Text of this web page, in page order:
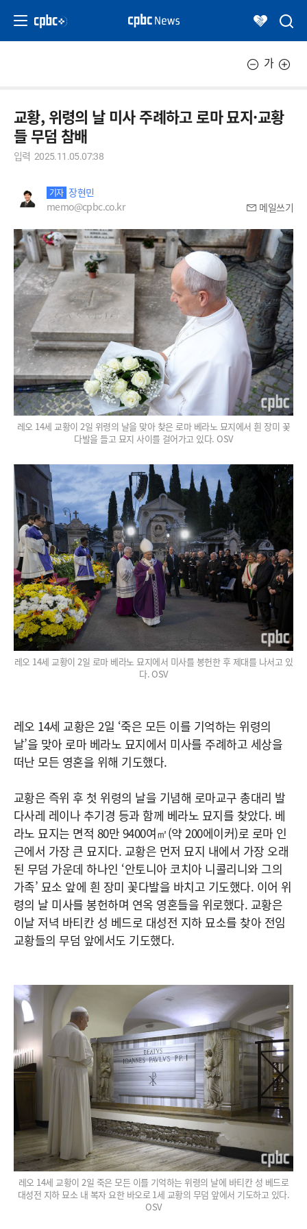
가
교황, 위령의 날 미사 주례하고 로마 묘지·교황
들 무덤 참배
입력 2025.11.05.07:38
기자 장현민
memo@cpbc.co.kr
메일쓰기
레오 14세 교황이 2일 위령의 날을 맞아 찾은 로마 베라노 묘지에서 흰 장미 꽃
다발을 들고 묘지 사이를 걸어가고 있다. OSV
레오 14세 교황이 2일 로마 베라노 묘지에서 미사를 봉헌한 후 제대를 나서고 있
다. OSV
레오 14세 교황은 2일 ‘죽은 모든 이를 기억하는 위령의
날’을 맞아 로마 베라노 묘지에서 미사를 주례하고 세상을
떠난 모든 영혼을 위해 기도했다.
교황은 즉위 후 첫 위령의 날을 기념해 로마교구 총대리 발
다사레 레이나 추기경 등과 함께 베라노 묘지를 찾았다. 베
라노 묘지는 면적 80만 9400여㎡(약 200에이커)로 로마 인
근에서 가장 큰 묘지다. 교황은 먼저 묘지 내에서 가장 오래
된 무덤 가운데 하나인 ‘안토니아 코치아 니콜리니와 그의
가족’ 묘소 앞에 흰 장미 꽃다발을 바치고 기도했다. 이어 위
령의 날 미사를 봉헌하며 연옥 영혼들을 위로했다. 교황은
이날 저녁 바티칸 성 베드로 대성전 지하 묘소를 찾아 전임
교황들의 무덤 앞에서도 기도했다.
레오 14세 교황이 2일 죽은 모든 이를 기억하는 위령의 날에 바티칸 성 베드로
대성전 지하 묘소 내 복자 요한 바오로 1세 교황의 무덤 앞에서 기도하고 있다.
OSV